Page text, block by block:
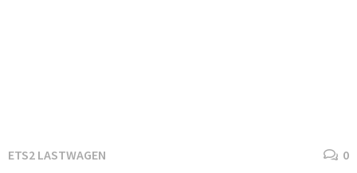
ETS2 LASTWAGEN 0